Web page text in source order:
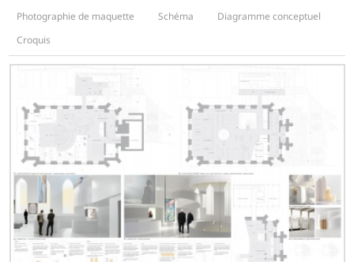
Photographie de maquette
Schéma
Diagramme conceptuel
Croquis